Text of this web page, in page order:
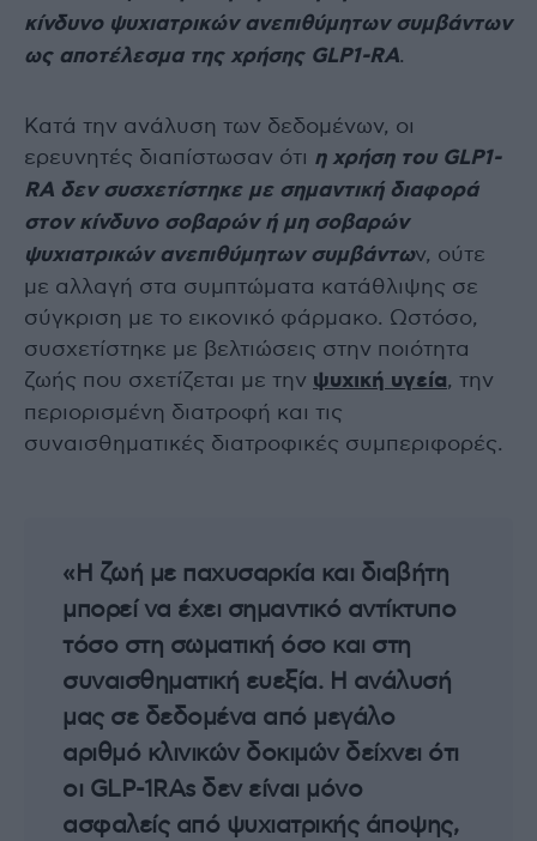
κίνδυνο ψυχιατρικών ανεπιθύμητων συμβάντων
ως αποτέλεσμα της χρήσης GLP1-RA.
Κατά την ανάλυση των δεδομένων, οι
ερευνητές διαπίστωσαν ότι η χρήση του GLP1-
RA δεν συσχετίστηκε με σημαντική διαφορά
στον κίνδυνο σοβαρών ή μη σοβαρών
ψυχιατρικών ανεπιθύμητων συμβάντων, ούτε
με αλλαγή στα συμπτώματα κατάθλιψης σε
σύγκριση με το εικονικό φάρμακο. Ωστόσο,
συσχετίστηκε με βελτιώσεις στην ποιότητα
ζωής που σχετίζεται με την ψυχική υγεία, την
περιορισμένη διατροφή και τις
συναισθηματικές διατροφικές συμπεριφορές.
«Η ζωή με παχυσαρκία και διαβήτη
μπορεί να έχει σημαντικό αντίκτυπο
τόσο στη σωματική όσο και στη
συναισθηματική ευεξία. Η ανάλυσή
μας σε δεδομένα από μεγάλο
αριθμό κλινικών δοκιμών δείχνει ότι
οι GLP-1RAs δεν είναι μόνο
ασφαλείς από ψυχιατρικής άποψης,